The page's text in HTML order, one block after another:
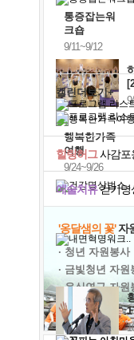
통증잡는워
크숍
9/11~9/12
행복한가족
여행
9/24~9/26
캘린더보기+
예술치유걷기명
힐링허그사감포
'옹달샘의 꽃'자
· 청년 자원봉사
· 금빛청년 자원
· 음식연구 자원